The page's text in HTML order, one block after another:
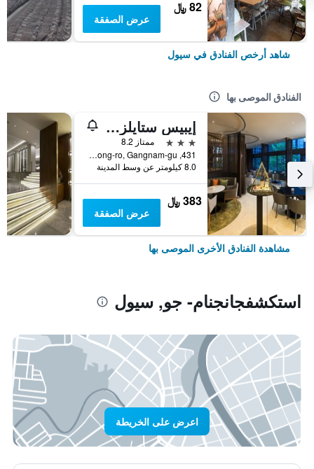
82 ﷼
عرض الصفقة
شاهد أرخص الفنادق في سيول
الفنادق الموصى بها
إيبيس ستايلز أمباسادور سيول غانغنام
3 نجوم
ممتاز 8.2
431, Samseong-ro, Gangnam-gu, سيول, كوريا الجنوبية
8.0 كيلومتر عن وسط المدينة
383 ﷼
عرض الصفقة
مشاهدة الفنادق الأخرى الموصى بها
استكشفجانجنام- جو, سيول
اعرض على الخريطة